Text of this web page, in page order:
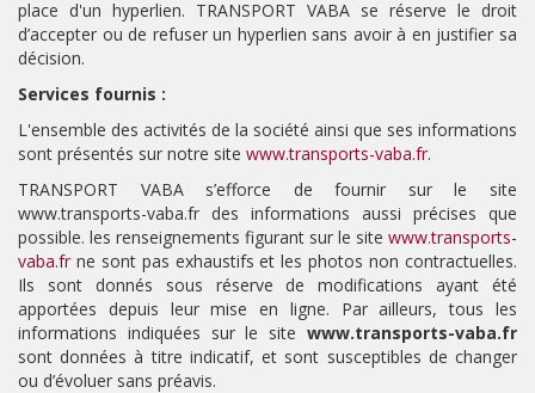
place d'un hyperlien. TRANSPORT VABA se réserve le droit
d’accepter ou de refuser un hyperlien sans avoir à en justifier sa
décision.
Services fournis :
L'ensemble des activités de la société ainsi que ses informations
sont présentés sur notre site www.transports-vaba.fr.
TRANSPORT VABA s’efforce de fournir sur le site
www.transports-vaba.fr des informations aussi précises que
possible. les renseignements figurant sur le site www.transports-
vaba.fr ne sont pas exhaustifs et les photos non contractuelles.
Ils sont donnés sous réserve de modifications ayant été
apportées depuis leur mise en ligne. Par ailleurs, tous les
informations indiquées sur le site www.transports-vaba.fr
sont données à titre indicatif, et sont susceptibles de changer
ou d’évoluer sans préavis.